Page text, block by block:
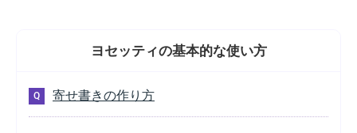
ヨセッティの基本的な使い方
寄せ書きの作り方